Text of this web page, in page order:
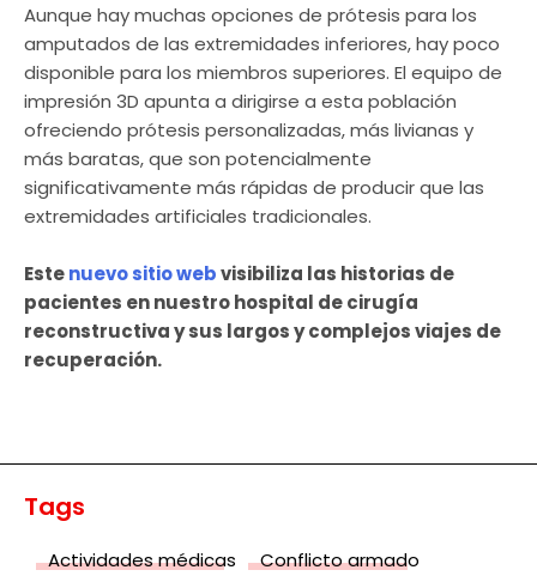
Aunque hay muchas opciones de prótesis para los
amputados de las extremidades inferiores, hay poco
disponible para los miembros superiores. El equipo de
impresión 3D apunta a dirigirse a esta población
ofreciendo prótesis personalizadas, más livianas y
más baratas, que son potencialmente
significativamente más rápidas de producir que las
extremidades artificiales tradicionales.
Estenuevo sitio webvisibiliza las historias de
pacientes en nuestro hospital de cirugía
reconstructiva y sus largos y complejos viajes de
recuperación.
Tags
Actividades médicas
Conflicto armado